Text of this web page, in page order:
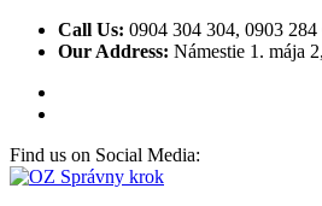
Online
10
eur
Call Us: 0904 304 304, 0903
Our Address: Námestie 1. mája
Find us on Social Media: